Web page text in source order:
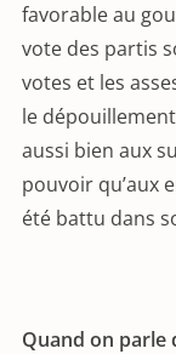
favorable au
vote des partis
votes et les
le
aussi bien aux
pouvoir qu’aux
été battu dans
Quand on parle